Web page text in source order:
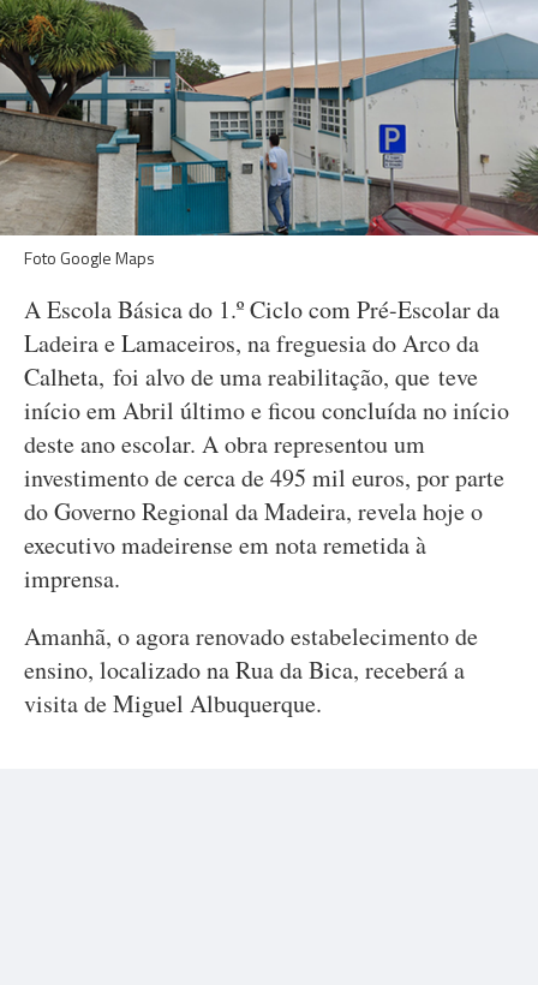
Foto Google Maps
A Escola Básica do 1.º Ciclo com Pré-Escolar da
Ladeira e Lamaceiros, na freguesia do Arco da
Calheta, foi alvo de uma reabilitação, que teve
início em Abril último e ficou concluída no início
deste ano escolar. A obra representou um
investimento de cerca de 495 mil euros, por parte
do Governo Regional da Madeira, revela hoje o
executivo madeirense em nota remetida à
imprensa.
Amanhã, o agora renovado estabelecimento de
ensino, localizado na Rua da Bica, receberá a
visita de Miguel Albuquerque.